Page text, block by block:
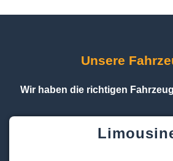
Unsere
Wir haben die richtigen